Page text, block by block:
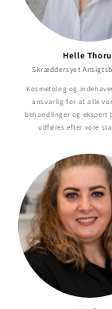
Helle
Skræddersyet
Kosmetolog og
ansvarlig for at alle
behandlinger og ekspert
udføres efter vore